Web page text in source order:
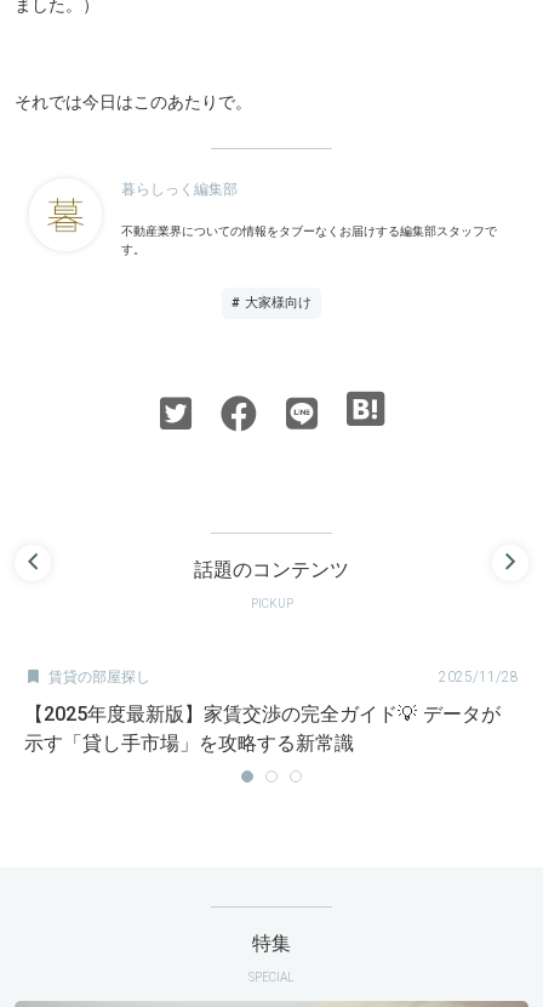
ました。）
それでは今日はこのあたりで。
暮らしっく編集部
不動産業界についての情報をタブーなくお届けする編集部スタッフで
す。
# 大家様向け
話題のコンテンツ
PICKUP
 賃貸の部屋探し 2025/11/28
【2025年度最新版】家賃交渉の完全ガイド💡 データが
示す「貸し手市場」を攻略する新常識
特集
SPECIAL